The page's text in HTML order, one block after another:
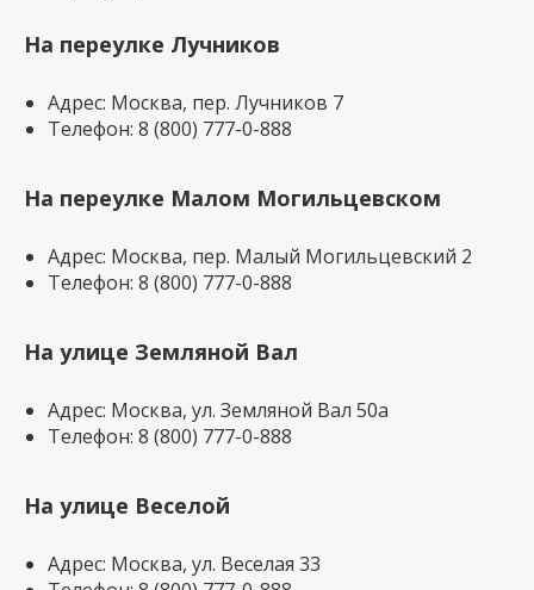
На переулке Лучников
Адрес: Москва, пер. Лучников 7
Телефон: 8 (800) 777-0-888
На переулке Малом Могильцевском
Адрес: Москва, пер. Малый Могильцевский 2
Телефон: 8 (800) 777-0-888
На улице Земляной Вал
Адрес: Москва, ул. Земляной Вал 50а
Телефон: 8 (800) 777-0-888
На улице Веселой
Адрес: Москва, ул. Веселая 33